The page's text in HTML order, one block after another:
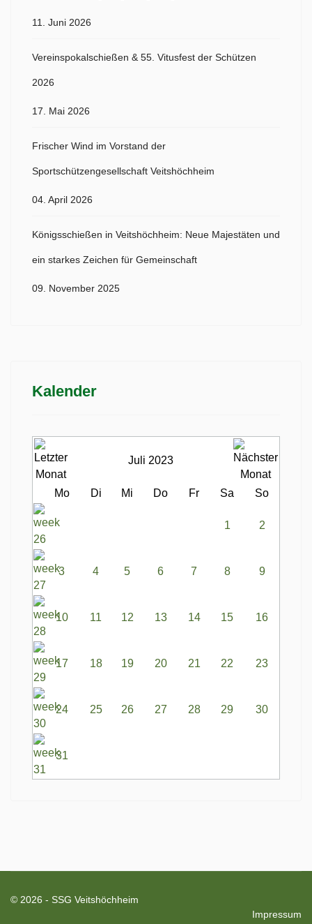
11. Juni 2026
Vereinspokalschießen & 55. Vitusfest der Schützen
2026
17. Mai 2026
Frischer Wind im Vorstand der
Sportschützengesellschaft Veitshöchheim
04. April 2026
Königsschießen in Veitshöchheim: Neue Majestäten und
ein starkes Zeichen für Gemeinschaft
09. November 2025
Kalender
Juli 2023
Mo Di Mi Do Fr Sa So
1 2
3 4 5 6 7 8 9
10 11 12 13 14 15 16
17 18 19 20 21 22 23
24 25 26 27 28 29 30
31
© 2026 - SSG Veitshöchheim
Impressum